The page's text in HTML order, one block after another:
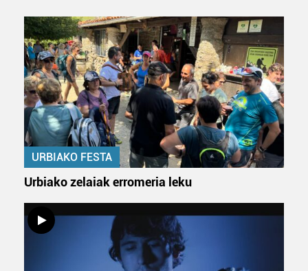
URBIAKO FESTA
Urbiako zelaiak erromeria leku